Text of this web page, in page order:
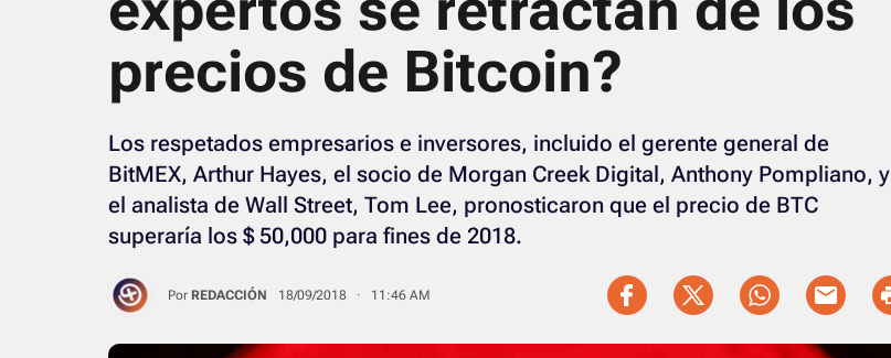
precios de Bitcoin?
Los respetados empresarios e inversores, incluido el gerente general de
BitMEX, Arthur Hayes, el socio de Morgan Creek Digital, Anthony Pompliano, y
el analista de Wall Street, Tom Lee, pronosticaron que el precio de BTC
superaría los $ 50,000 para fines de 2018.
Por REDACCIÓN 18/09/2018 · 11:46 AM